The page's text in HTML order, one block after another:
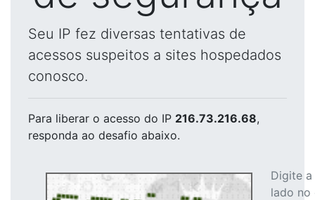
Seu IP fez diversas tentativas de
acessos suspeitos a sites hospedados
conosco.
Para liberar o acesso do IP 216.73.216.68,
responda ao desafio abaixo.
Digite
lado no